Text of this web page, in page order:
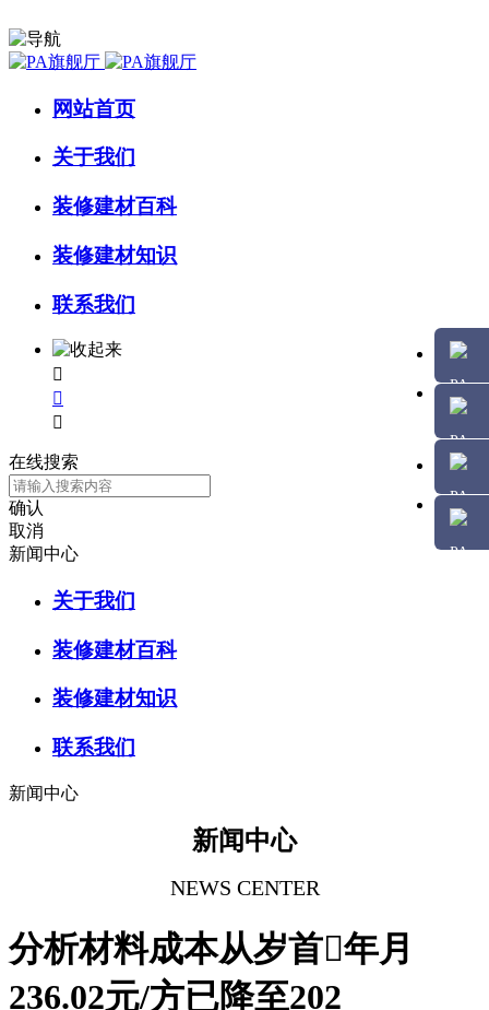
网站首页
关于我们
装修建材百科
装修建材知识
联系我们



在线搜索
确认
取消
新闻中心
关于我们
装修建材百科
装修建材知识
联系我们
新闻中心
新闻中心
NEWS CENTER
分析材料成本从岁首年月
236.02元/方已降至202